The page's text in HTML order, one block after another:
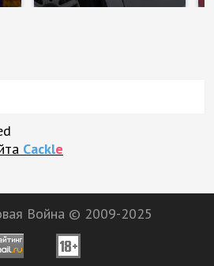
Cackle
Война © 2009-2025